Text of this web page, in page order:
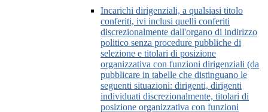
Incarichi dirigenziali, a qualsiasi titolo
conferiti, ivi inclusi quelli conferiti
discrezionalmente dall'organo di indirizzo
politico senza procedure pubbliche di
selezione e titolari di posizione
organizzativa con funzioni dirigenziali (da
pubblicare in tabelle che distinguano le
seguenti situazioni: dirigenti, dirigenti
individuati discrezionalmente, titolari di
posizione organizzativa con funzioni